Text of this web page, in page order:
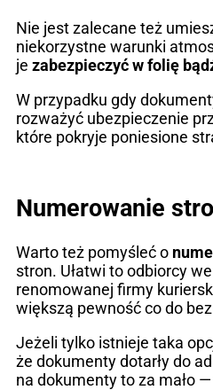
Nie jest zalecane też
niekorzystne warunki
je zabezpieczyć w folię
W przypadku gdy
rozważyć ubezpieczenie
które pokryje poniesione
Numerowanie
Warto też pomyśleć o
stron. Ułatwi to odbiorcy
renomowanej firmy
większą pewność co do
Jeżeli tylko istnieje taka
że dokumenty dotarły do
na dokumenty to za mało